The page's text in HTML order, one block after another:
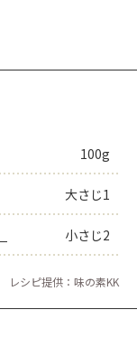
100g
大さじ1
小さじ2
レシピ提供：味の素KK